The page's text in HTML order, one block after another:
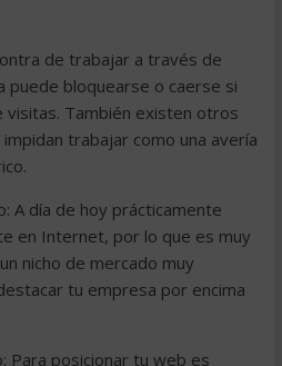
de trabajar a través de
puede bloquearse o caerse si
visitas. También existen otros
trabajar como una avería
A día de hoy prácticamente
en Internet, por lo que es muy
nicho de mercado muy
tu empresa por encima
Para posicionar tu web es